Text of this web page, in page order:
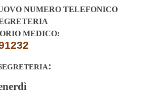
NUMERO TELEFONICO
MEDICO: